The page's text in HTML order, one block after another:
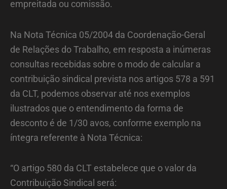
empreitada ou comissão.
Na Nota Técnica 05/2004 da Coordenação-Geral
de Relações do Trabalho, em resposta a inúmeras
consultas recebidas sobre o modo de calcular a
contribuição sindical prevista nos artigos 578 a 591
da CLT, podemos observar até nos exemplos
ilustrados que o entendimento da forma de
desconto é de 1/30 avos, conforme exemplo na
íntegra referente à Nota Técnica:
“O artigo 580 da CLT estabelece que o valor da
Contribuição Sindical será: